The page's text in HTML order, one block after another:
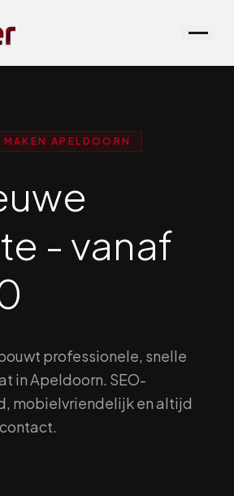
APELDOORN
- vanaf
professionele, snelle
in Apeldoorn. SEO-
mobielvriendelijk en altijd